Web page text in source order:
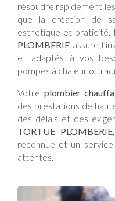
résoudre rapidement
que la création de
esthétique et praticité.
PLOMBERIE assure
et adaptés à vos
pompes à chaleur ou
Votre plombier
des prestations de
des délais et des
TORTUE PLOMBERIE
reconnue et un
attentes.